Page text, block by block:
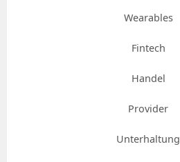
Wearables
Fintech
Handel
Provider
Unterhaltung